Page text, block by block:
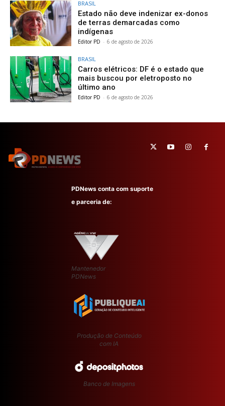
BRASIL
Estado não deve indenizar ex-donos
de terras demarcadas como
indígenas
Editor PD - 6 de agosto de 2026
BRASIL
Carros elétricos: DF é o estado que
mais buscou por eletroposto no
último ano
Editor PD - 6 de agosto de 2026
PDNews conta com suporte
e parceria de:
Mantenedor
PDNews
Produção de Conteúdo
com IA
Banco de Imagens